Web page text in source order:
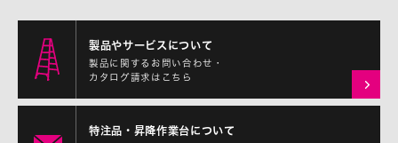
製品やサービスについて
製品に関するお問い合わせ・
カタログ請求はこちら
特注品・昇降作業台について